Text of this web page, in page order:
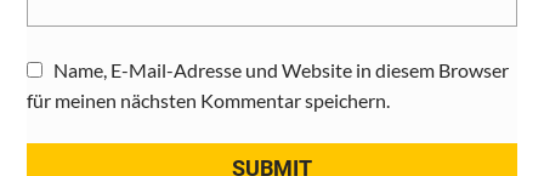
Name, E-Mail-Adresse und Website in diesem Browser
für meinen nächsten Kommentar speichern.